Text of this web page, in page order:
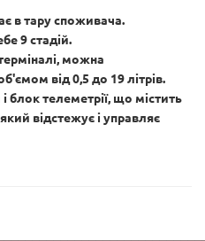
в тару споживача.
9 стадій.
можна
від 0,5 до 19 літрів.
блок телеметрії, що містить
відстежує і управляє